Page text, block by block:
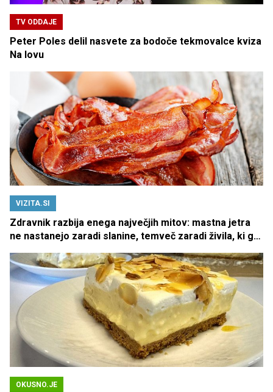
TV ODDAJE
Peter Poles delil nasvete za bodoče tekmovalce kviza
Na lovu
VIZITA.SI
Zdravnik razbija enega največjih mitov: mastna jetra
ne nastanejo zaradi slanine, temveč zaradi živila, ki ga
OKUSNO.JE